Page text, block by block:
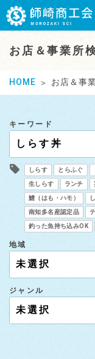
お店＆事業所
HOME お店＆事
キーワード
しらす とらふぐ
生しらす ランチ
鱧（はも・ハモ）
南知多名産認定品
釣った魚持ち込みOK
地域
ジャンル